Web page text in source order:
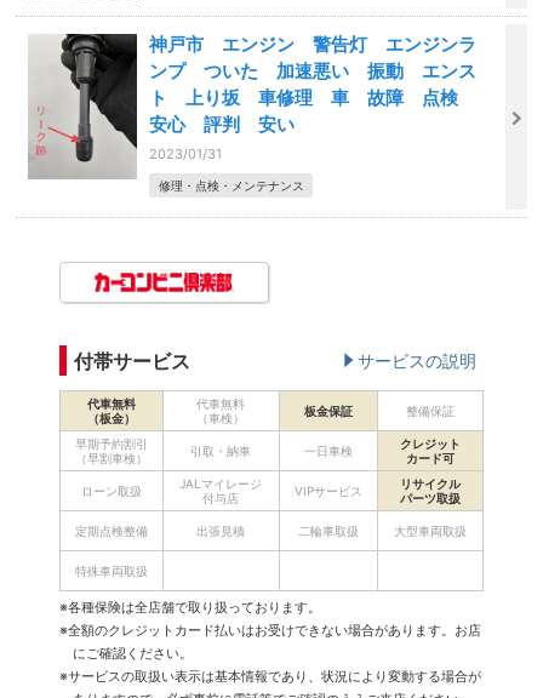
神戸市 エンジン 警告灯 エンジンラ
ンプ ついた 加速悪い 振動 エンス
ト 上り坂 車修理 車 故障 点検
安心 評判 安い
2023/01/31
修理・点検・メンテナンス
付帯サービス サービスの説明
代車無料
（板金）
代車無料
（車検）
板金保証 整備保証
早期予約割引
（早割車検）
引取・納車 一日車検
クレジット
カード可
ローン取扱
JALマイレージ
付与店
VIPサービス
リサイクル
パーツ取扱
定期点検整備 出張見積 二輪車取扱 大型車両取扱
特殊車両取扱
※各種保険は全店舗で取り扱っております。
※全額のクレジットカード払いはお受けできない場合があります。お店
にご確認ください。
※サービスの取扱い表示は基本情報であり、状況により変動する場合が